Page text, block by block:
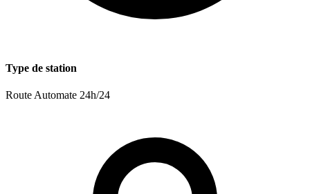
Type de station
Route Automate 24h/24